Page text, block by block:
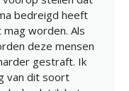
bedreigd heeft
worden. Als
deze mensen
gestraft. Ik
van dit soort